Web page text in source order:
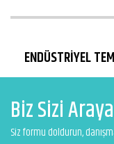
ENDÜSTRİYEL
Biz Sizi
Siz formu doldurun,